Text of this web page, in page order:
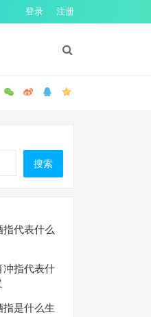
登录 注册
搜索
代表什么
冲指代表什
指是什么生